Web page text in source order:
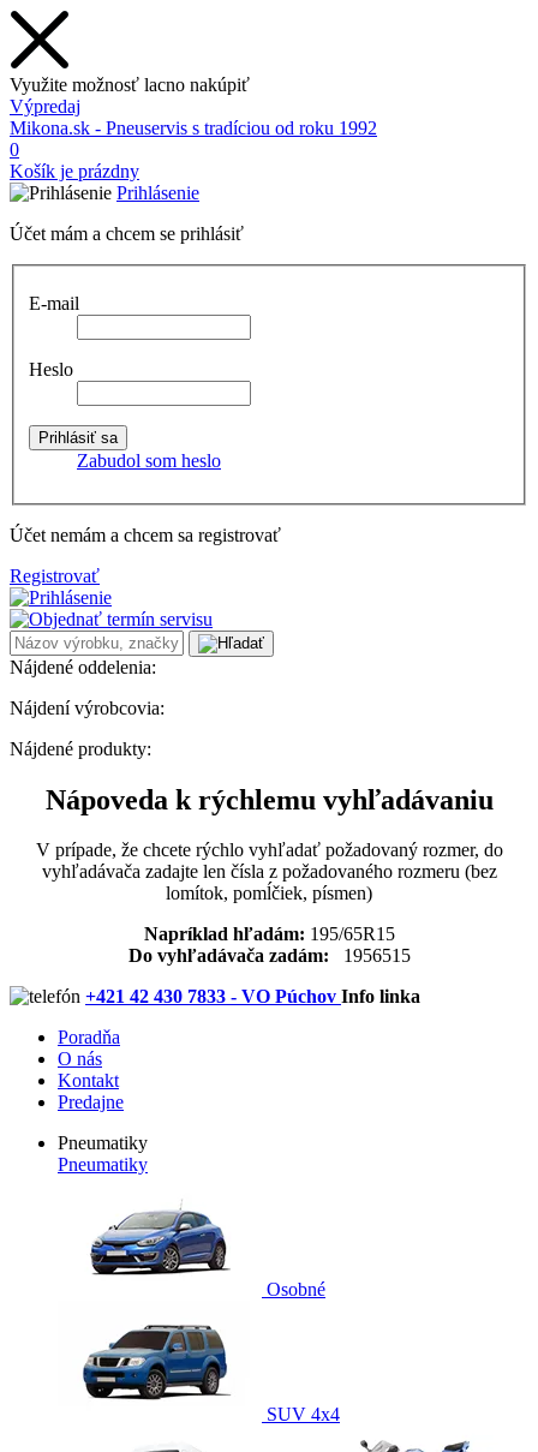
Využite možnosť lacno nakúpiť
Výpredaj
Mikona.sk - Pneuservis s tradíciou od roku 1992
0
Košík je prázdny
Prihlásenie
Účet mám a chcem se prihlásiť
E-mail
Heslo
Zabudol som heslo
Účet nemám a chcem sa registrovať
Registrovať
Nájdené oddelenia:
Nájdení výrobcovia:
Nájdené produkty:
Nápoveda k rýchlemu vyhľadávaniu
V prípade, že chcete rýchlo vyhľadať požadovaný rozmer, do
vyhľadávača zadajte len čísla z požadovaného rozmeru (bez
lomítok, pomĺčiek, písmen)
Napríklad hľadám: 195/65R15
Do vyhľadávača zadám: 1956515
+421 42 430 7833 - VO Púchov Info linka
Poradňa
O nás
Kontakt
Predajne
Pneumatiky
Pneumatiky
Osobné
SUV 4x4